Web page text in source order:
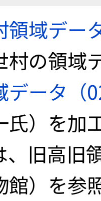
領域デー
村の領域
データ（
氏）を加
、旧高旧
館）を参